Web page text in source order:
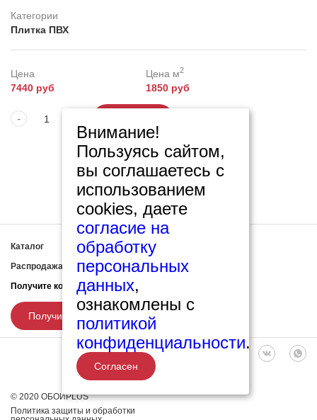
Категории
Плитка ПВХ
Цена
7440 руб
Цена м2
1850 руб
-
Каталог
Распродажа
Контакты
Получите консультацию нашего специалиста
Получить консультацию
© 2020 ОБОИPLUS
Политика защиты и обработки
Внимание!
Пользуясь сайтом,
вы соглашаетесь с
использованием
cookies, даете
согласие на
обработку
персональных
данных,
ознакомлены с
политикой
конфиденциальности.
Согласен